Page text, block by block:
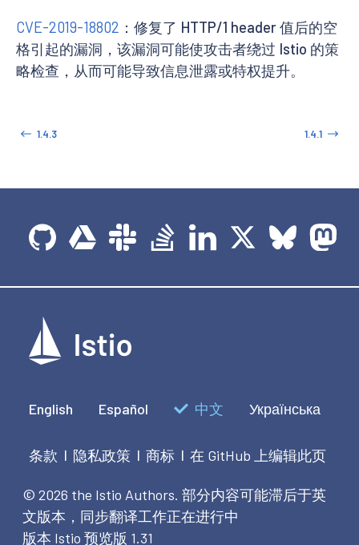
CVE-2019-18802 ：修复了 HTTP/1 header 值后的空
格引起的漏洞，该漏洞可能使攻击者绕过 Istio 的策
略检查，从而可能导致信息泄露或特权提升。
1.4.3 1.4.1
English Español 中文 Українська
条款 | 隐私政策 | 商标 | 在 GitHub 上编辑此页
© 2026 the Istio Authors. 部分内容可能滞后于英
文版本，同步翻译工作正在进行中
版本 Istio 预览版 1.31